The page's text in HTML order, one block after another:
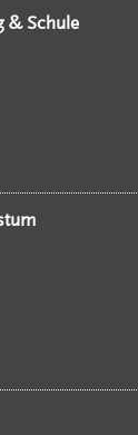
& Schule